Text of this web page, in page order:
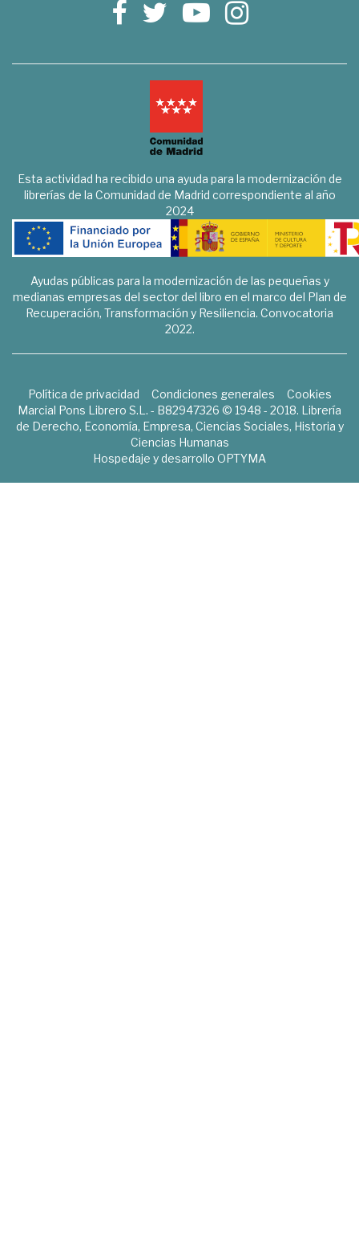
Esta actividad ha recibido una ayuda para la modernización de
librerías de la Comunidad de Madrid correspondiente al año
2024
Ayudas públicas para la modernización de las pequeñas y
medianas empresas del sector del libro en el marco del Plan de
Recuperación, Transformación y Resiliencia. Convocatoria
2022.
Política de privacidad Condiciones generales
Cookies
Marcial Pons Librero S.L. - B82947326 © 1948 - 2018. Librería
de Derecho, Economía, Empresa, Ciencias Sociales, Historia y
Ciencias Humanas
Hospedaje y desarrollo OPTYMA